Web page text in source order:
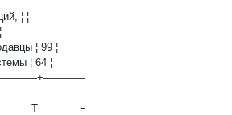
¦ ¦
¦ 99 ¦
¦ 64 ¦